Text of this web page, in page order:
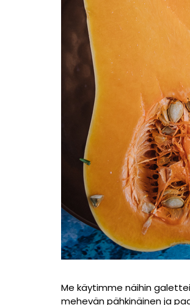
Me käytimme näihin
mehevän pähkinäinen ja